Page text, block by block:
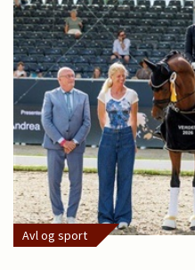
Avl og sport